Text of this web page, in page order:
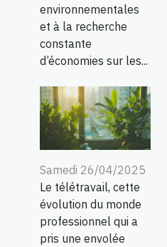
environnementales
et à la recherche
constante
d’économies sur les...
Samedi 26/04/2025
Le télétravail, cette
évolution du monde
professionnel qui a
pris une envolée